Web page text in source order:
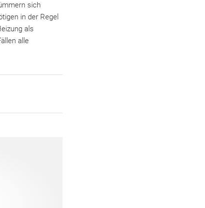
sich
in der Regel
als
alle